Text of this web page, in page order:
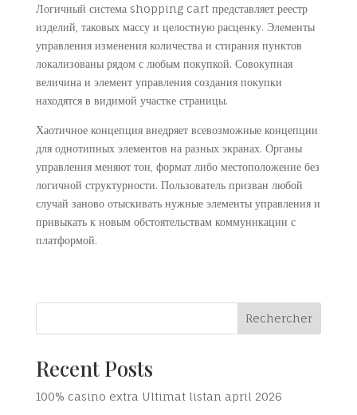
Логичный система shopping cart представляет реестр
изделий, таковых массу и целостную расценку. Элементы
управления изменения количества и стирания пунктов
локализованы рядом с любым покупкой. Совокупная
величина и элемент управления создания покупки
находятся в видимой участке страницы.
Хаотичное концепция внедряет всевозможные концепции
для однотипных элементов на разных экранах. Органы
управления меняют тон, формат либо местоположение без
логичной структурности. Пользователь призван любой
случай заново отыскивать нужные элементы управления и
привыкать к новым обстоятельствам коммуникации с
платформой.
Rechercher
Recent Posts
100% casino extra Ultimat listan april 2026